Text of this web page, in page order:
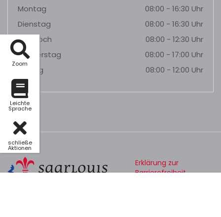
Zoom
Leichte
Sprache
schließe
Aktionen
Montag
08:00 - 16:30 Uhr
Dienstag
08:00 - 16:30 Uhr
Mittwoch
08:00 - 12:30 Uhr
Donnerstag
08:00 - 17:00 Uhr
Freitag
08:00 - 12:00 Uhr
Erklärung zur
Barrierefreiheit